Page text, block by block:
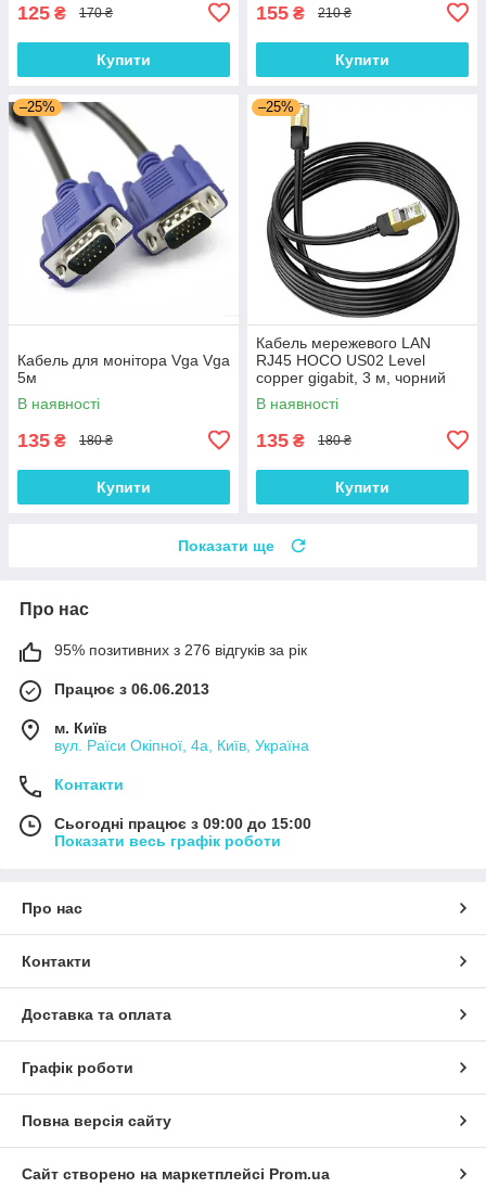
125 ₴ 170 ₴
Купити
155 ₴ 210 ₴
Купити
–25%
Кабель для монітора Vga Vga
5м
В наявності
135 ₴ 180 ₴
Купити
–25%
Кабель мережевого LAN
RJ45 HOCO US02 Level
copper gigabit, 3 м, чорний
В наявності
135 ₴ 180 ₴
Купити
Показати ще
Про нас
95% позитивних з 276 відгуків за рік
Працює з 06.06.2013
м. Київ
вул. Раїси Окіпної, 4а, Київ, Україна
Контакти
Сьогодні працює з 09:00 до 15:00
Показати весь графік роботи
Про нас
Контакти
Доставка та оплата
Графік роботи
Повна версія сайту
Сайт створено на маркетплейсі Prom.ua